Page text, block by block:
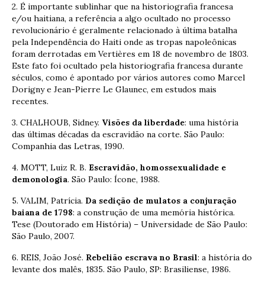
2. É importante sublinhar que na historiografia francesa
e/ou haitiana, a referência a algo ocultado no processo
revolucionário é geralmente relacionado à última batalha
pela Independência do Haiti onde as tropas napoleônicas
foram derrotadas em Vertières em 18 de novembro de 1803.
Este fato foi ocultado pela historiografia francesa durante
séculos, como é apontado por vários autores como Marcel
Dorigny e Jean-Pierre Le Glaunec, em estudos mais
recentes.
3. CHALHOUB, Sidney. Visões da liberdade: uma história
das últimas décadas da escravidão na corte. São Paulo:
Companhia das Letras, 1990.
4. MOTT, Luiz R. B. Escravidão, homossexualidade e
demonologia. São Paulo: Ícone, 1988.
5. VALIM, Patrícia. Da sedição de mulatos a conjuração
baiana de 1798: a construção de uma memória histórica.
Tese (Doutorado em História) – Universidade de São Paulo:
São Paulo, 2007.
6. REIS, João José. Rebelião escrava no Brasil: a história do
levante dos malês, 1835. São Paulo, SP: Brasiliense, 1986.